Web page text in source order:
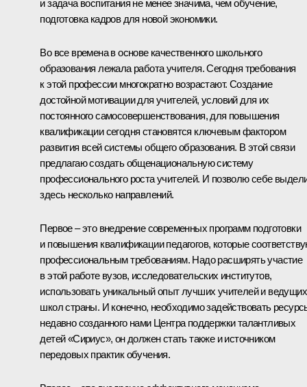
и задача воспитания не менее значима, чем обучение,
подготовка кадров для новой экономики.
Во все времена в основе качественного школьного
образования лежала работа учителя. Сегодня требования
к этой профессии многократно возрастают. Создание
достойной мотивации для учителей, условий для их
постоянного самосовершенствования, для повышения
квалификации сегодня становятся ключевым фактором
развития всей системы общего образования. В этой связи
предлагаю создать общенациональную систему
профессионального роста учителей. И позволю себе
здесь несколько направлений.
Первое – это внедрение современных программ подготовки
и повышения квалификации педагогов, которые
профессиональным требованиям. Надо расширять участие
в этой работе вузов, исследовательских институтов,
использовать уникальный опыт лучших учителей и ведущих
школ страны. И конечно, необходимо задействовать
недавно созданного нами Центра поддержки талантливых
детей «Сириус», он должен стать также и источником
передовых практик обучения.